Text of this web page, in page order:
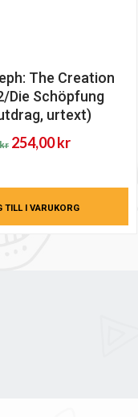
The Creation
Die Schöpfung
urtext)
kr Det
priset
var:
299,00 kr.
254,00krDet
priset
är:
254,00 kr.
TILL I VARUKORG